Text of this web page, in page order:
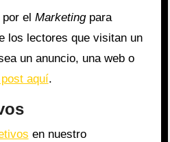
el Marketingpara
los lectores que visitan un
un anuncio, una web o
aquí.
en nuestro